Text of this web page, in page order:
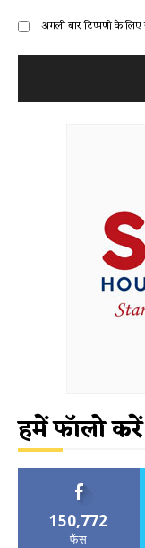
अगली बार टिप्पणी के
हमें फॉलो करें
150,772
फैंस